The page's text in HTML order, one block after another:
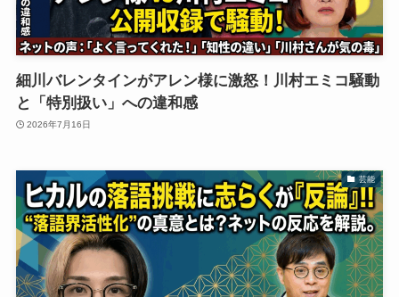
細川バレンタインがアレン様に激怒！川村エミコ騒動
と「特別扱い」への違和感
2026年7月16日
芸能